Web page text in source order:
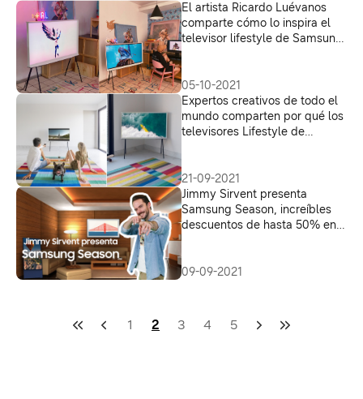
El artista Ricardo Luévanos
comparte cómo lo inspira el
televisor lifestyle de Samsung
05-10-2021
Expertos creativos de todo el
mundo comparten por qué los
televisores Lifestyle de
21-09-2021
Jimmy Sirvent presenta
Samsung Season, increíbles
descuentos de hasta 50% en
09-09-2021
1 2 3 4 5